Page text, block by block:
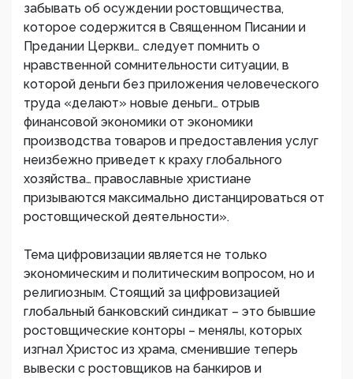
забывать об осуждении ростовщичества,
которое содержится в Священном Писании и
Предании Церкви… следует помнить о
нравственной сомнительности ситуации, в
которой деньги без приложения человеческого
труда «делают» новые деньги… отрыв
финансовой экономики от экономики
производства товаров и предоставления услуг
неизбежно приведет к краху глобального
хозяйства… православные христиане
призываются максимально дистанцироваться от
ростовщической деятельности».
Тема цифровизации является не только
экономическим и политическим вопросом, но и
религиозным. Стоящий за цифровизацией
глобальный банковский синдикат – это бывшие
ростовщические конторы – менялы, которых
изгнал Христос из храма, сменившие теперь
вывески с ростовщиков на банкиров и